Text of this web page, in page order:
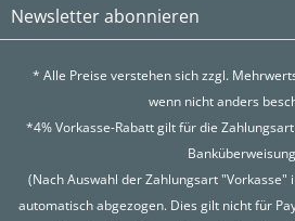
Newsletter abonnieren
* Alle Preise verstehen sich zzgl.
wenn nicht anders
*4% Vorkasse-Rabatt gilt für die
(Nach Auswahl der Zahlungsart "Vorkasse"
automatisch abgezogen. Dies gilt nicht für